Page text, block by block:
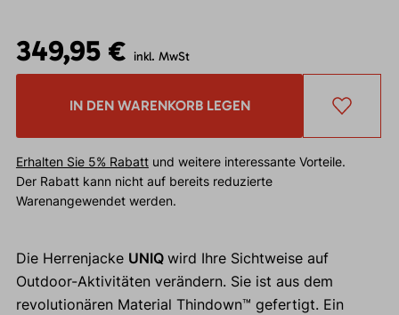
349,95 € inkl. MwSt
IN DEN WARENKORB LEGEN
Erhalten Sie 5% Rabattund weitere interessante Vorteile.
Der Rabatt kann nicht auf bereits reduzierte
Warenangewendet werden.
Die Herrenjacke UNIQ wird Ihre Sichtweise auf
Outdoor-Aktivitäten verändern. Sie ist aus dem
revolutionären Material Thindown™ gefertigt. Ein